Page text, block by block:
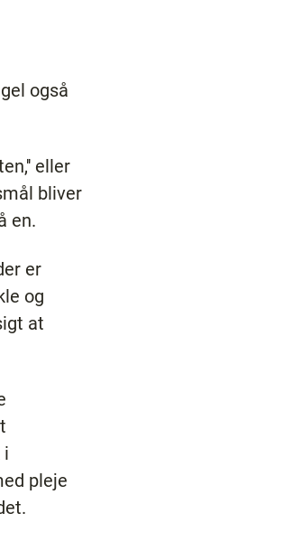
også
eller
bliver
en.
er
og
at
i
pleje